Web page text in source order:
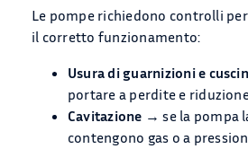
Le pompe richiedono controlli
il corretto funzionamento:
Usura di guarnizioni e
portare a perdite e
Cavitazione → se la pompa
contengono gas o a